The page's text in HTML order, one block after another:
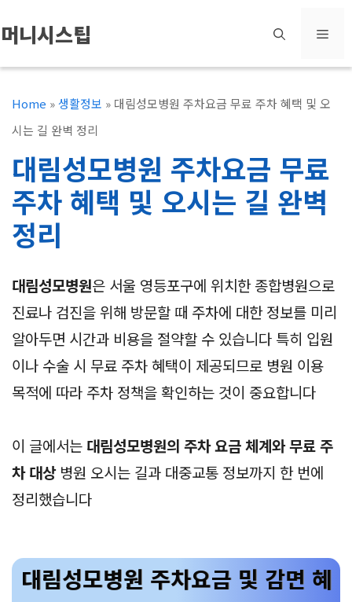
텐
츠
머니시스팁 메
Home »생활정보 » 대림성모병원 주차요금 무료 주차 혜택 및 오
시는 길 완벽 정리
대림성모병원 주차요금 무료
주차 혜택 및 오시는 길 완벽
정리
대림성모병원은 서울 영등포구에 위치한 종합병원으로
진료나 검진을 위해 방문할 때 주차에 대한 정보를 미리
알아두면 시간과 비용을 절약할 수 있습니다 특히 입원
이나 수술 시 무료 주차 혜택이 제공되므로 병원 이용
목적에 따라 주차 정책을 확인하는 것이 중요합니다
이 글에서는 대림성모병원의 주차 요금 체계와 무료 주
차 대상병원 오시는 길과 대중교통 정보까지 한 번에
정리했습니다
대림성모병원 주차요금 및 감면 혜